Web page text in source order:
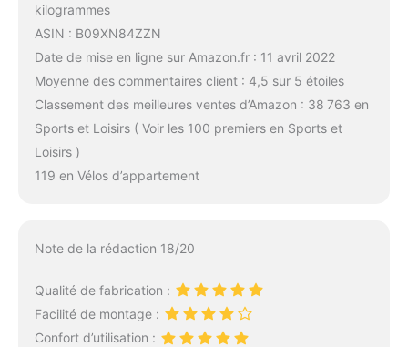
kilogrammes
ASIN : B09XN84ZZN
Date de mise en ligne sur Amazon.fr : 11 avril 2022
Moyenne des commentaires client : 4,5 sur 5 étoiles
Classement des meilleures ventes d’Amazon : 38 763 en
Sports et Loisirs ( Voir les 100 premiers en Sports et
Loisirs )
119 en Vélos d’appartement
Note de la rédaction 18/20
Qualité de fabrication :
Facilité de montage :
Confort d’utilisation :